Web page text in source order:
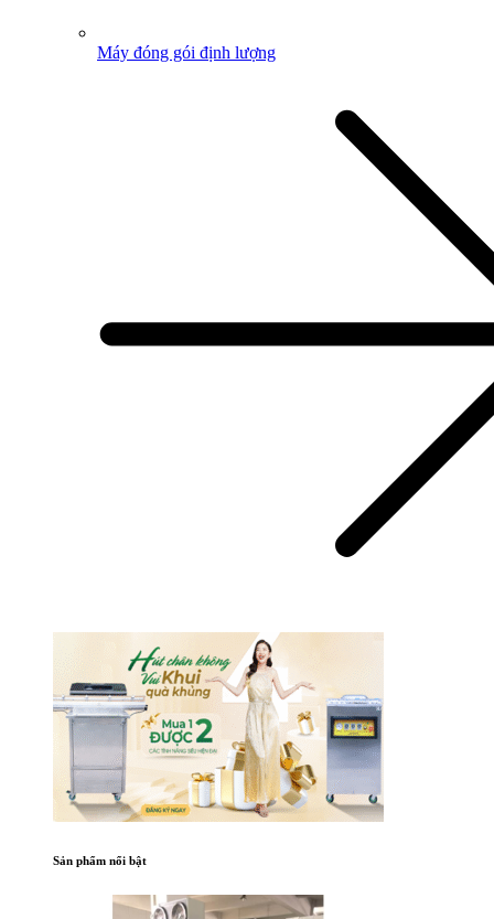
Máy đóng gói định lượng
Sản phẩm nổi bật